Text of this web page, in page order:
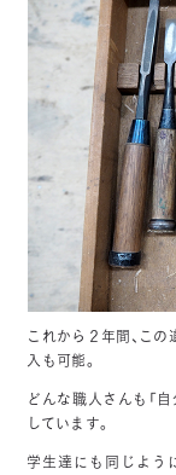
これから２年間、この
入も可能。
どんな職人さんも「
しています。
学生達にも同じよう